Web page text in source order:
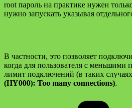
root пароль на практике нужен
нужно запускать указывая
В частности, это позволяет
когда для пользователя с меньшими
лимит подключений (в таких
(HY000): Too many connections).